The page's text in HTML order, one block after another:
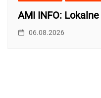
AMI INFO:
06.08.2026